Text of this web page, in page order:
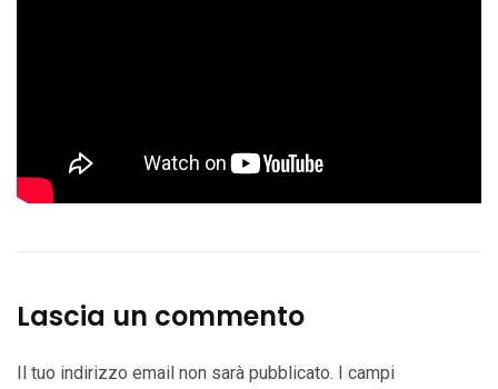
Lascia un commento
Il tuo indirizzo email non sarà pubblicato. I campi